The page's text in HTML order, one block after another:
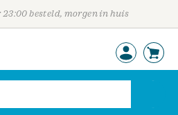
23:00 besteld, morgen in huis